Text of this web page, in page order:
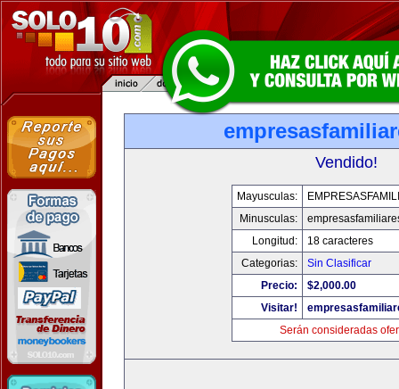
Vendido!
Mayusculas:
Minusculas:
Longitud:
18 caracteres
Categorias:
Sin Clasificar
Precio:
$2,000.00
Visitar!
Serán consideradas